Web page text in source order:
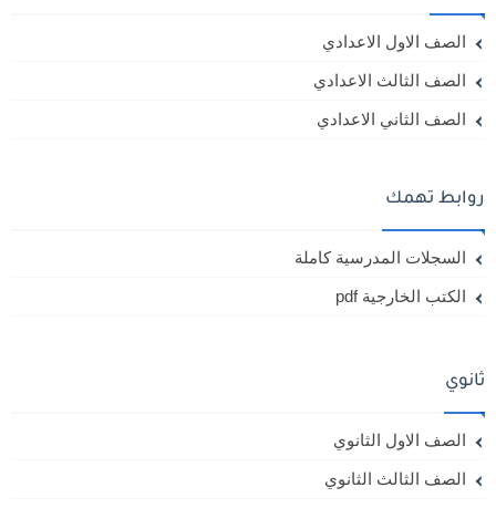
الصف الاول الاعدادي
الصف الثالث الاعدادي
الصف الثاني الاعدادي
روابط تهمك
السجلات المدرسية كاملة
الكتب الخارجية pdf
ثانوي
الصف الاول الثانوي
الصف الثالث الثانوي